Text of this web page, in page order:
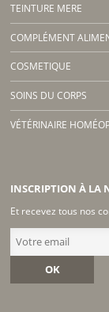
TEINTURE MERE
COMPLÉMENT
COSMETIQUE
SOINS DU CORPS
VÉTÉRINAIRE
INSCRIPTION À LA
Et recevez tous nos
OK